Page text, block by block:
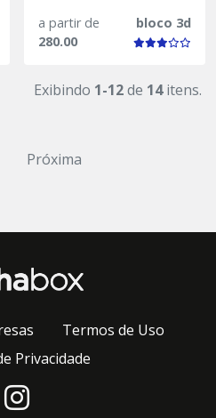
a partir de
280.00
bloco 3d
Exibindo 1-12de 14itens.
Próxima
Termos de Uso
Privacidade